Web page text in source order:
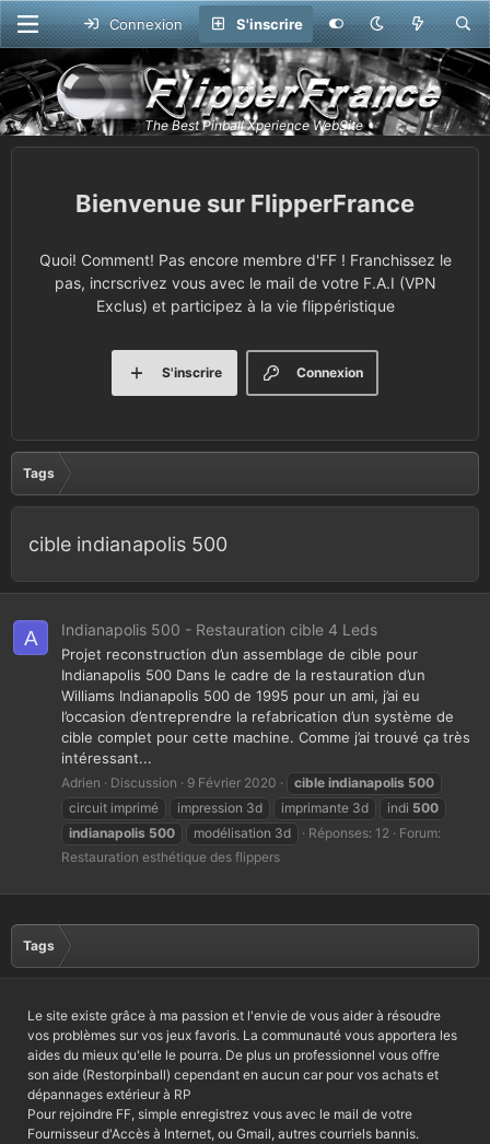
Connexion S'inscrire
FlipperFrance
Quoi! Comment! Pas encore membre d'FF ! Franchissez le
pas, incrscrivez vous avec le mail de votre F.A.I (VPN
Exclus) et participez à la vie flippéristique
Connexion
S'inscrire
Tags
cible indianapolis 500
A Indianapolis 500 - Restauration cible 4 Leds
Projet reconstruction d’un assemblage de cible pour
Indianapolis 500 Dans le cadre de la restauration d’un
Williams Indianapolis 500 de 1995 pour un ami, j’ai eu
l’occasion d’entreprendre la refabrication d’un système de
cible complet pour cette machine. Comme j’ai trouvé ça très
intéressant...
Adrien Discussion 9 Février 2020 cible indianapolis 500
circuit imprimé
impression 3d imprimante 3d indi 500
indianapolis 500 modélisation 3d Réponses: 12
Forum:
Restauration esthétique des flippers
Tags
Le site existe grâce à ma passion et l'envie de vous aider à résoudre
vos problèmes sur vos jeux favoris. La communauté vous apportera les
aides du mieux qu'elle le pourra. De plus un professionnel vous offre
son aide (Restorpinball) cependant en aucun car pour vos achats et
dépannages extérieur à RP
Pour rejoindre FF, simple enregistrez vous avec le mail de votre
Fournisseur d'Accès à Internet, ou Gmail, autres courriels bannis.